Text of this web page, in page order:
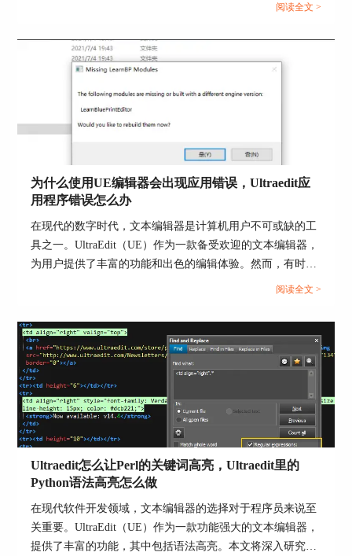
好，能有效管理各位大佬的代码贡献，确保代码都
3、版本掌控：工程项目和版本控制系统混得好，
能帮你追踪和管理代码的各个版本，方便随时回滚
和修复问题。
4、提速神器：靠着工程项目管理，你能迅速定位
和编辑文件，开发效率飞快，闪电般的速度呀！对
于编程人员来说，ultraedit不仅是一个代码编辑
器，更是一个综合性极强的工程项目管理工具。从
新建工程项目到工程文件的日常管理，UE编辑器
都能让你游刃有余。最终，合理地运用工程项目不
仅能提升你的工作效率，还会大大增加代码管理的
可维护性。
阅读全文 >
为什么使用UE编辑器会出现应用错误，Ultraedit应
用程序错误怎么办
在现代的数字时代，文本编辑器是计算机用户不可或缺的工
具之一。UltraEdit（UE）作为一款备受欢迎的文本编辑器，
为用户提供了丰富的功能和出色的编辑体验。然而，有时用
户可能会遇到应用程序错误的问题，这不仅影响了工作效
会出现应用错误，Ultraedit应用程序错误怎么办。同时，我
们还将分享一些防止UE编辑器报错的实用技巧，以确保你的
编辑体验始终顺畅无阻。...
阅读全文 >
Ultraedit怎么让Perl的关键词高亮，Ultraedit里的
Python语法高亮怎么做
在现代软件开发领域，文本编辑器的选择对于程序员来说至
关重要。UltraEdit（UE）作为一款功能强大的文本编辑器，
提供了丰富的功能，其中包括语法高亮。本文将深入研究如